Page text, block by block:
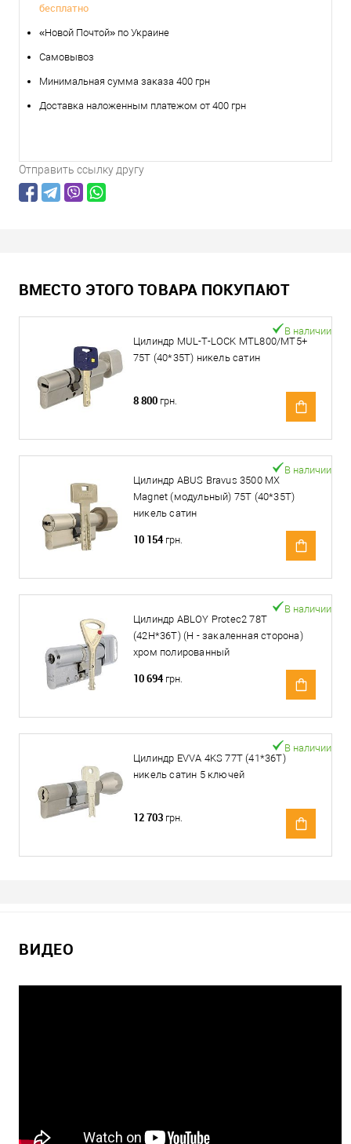
бесплатно
«Новой Почтой» по Украине
Самовывоз
Минимальная сумма заказа 400 грн
Доставка наложенным платежом от 400 грн
Отправить ссылку другу
ВМЕСТО ЭТОГО ТОВАРА ПОКУПАЮТ
Цилиндр MUL-T-LOCK MTL800/MT5+
75T (40*35T) никель сатин
В наличии
8 800 грн.
Цилиндр ABUS Bravus 3500 MX
Magnet (модульный) 75T (40*35T)
никель сатин
В наличии
10 154 грн.
Цилиндр ABLOY Protec2 78T
(42H*36T) (H - закаленная сторона)
хром полированный
В наличии
10 694 грн.
Цилиндр EVVA 4KS 77T (41*36T)
никель сатин 5 ключей
В наличии
12 703 грн.
ВИДЕО